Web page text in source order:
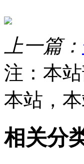
上一篇：
注：本
本站，
相关分